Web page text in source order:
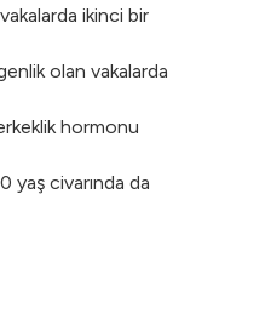
ikinci bir
olan vakalarda
hormonu
yaş civarında da